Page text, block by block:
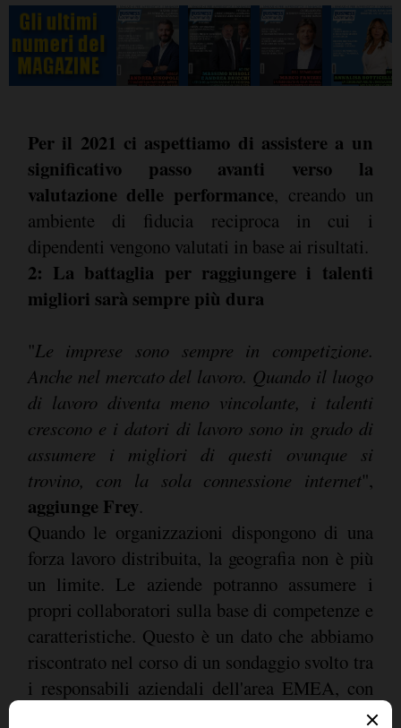
Per il 2021 ci aspettiamo di assistere a un
significativo passo avanti verso la
valutazione delle performance, creando un
ambiente di fiducia reciproca in cui i
dipendenti vengono valutati in base ai risultati.
2: La battaglia per raggiungere i talenti
migliori sarà sempre più dura
"Le imprese sono sempre in competizione.
Anche nel mercato del lavoro. Quando il luogo
di lavoro diventa meno vincolante, i talenti
crescono e i datori di lavoro sono in grado di
assumere i migliori di questi ovunque si
trovino, con la sola connessione internet",
aggiunge Frey.
Quando le organizzazioni dispongono di una
forza lavoro distribuita, la geografia non è più
un limite. Le aziende potranno assumere i
propri collaboratori sulla base di competenze e
caratteristiche. Questo è un dato che abbiamo
riscontrato nel corso di un sondaggio svolto tra
i responsabili aziendali dell'area EMEA, con
l'82% di loro che afferma che il lavoro a